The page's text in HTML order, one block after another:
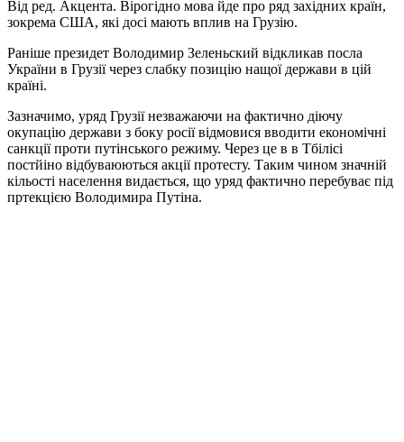
Від ред. Акцента. Вірогідно мова йде про ряд західних країн,
зокрема США, які досі мають вплив на Грузію.
Раніше президет Володимир Зеленьский відкликав посла
України в Грузії через слабку позицію нащої держави в цій
країні.
Зазначимо, уряд Грузії незважаючи на фактично діючу
окупацію держави з боку росії відмовися вводити економічні
санкції проти путінського режиму. Через це в в Тбілісі
постйіно відбуваюються акції протесту. Таким чином значній
кільості населення видається, що уряд фактично перебуває під
пртекцією Володимира Путіна.